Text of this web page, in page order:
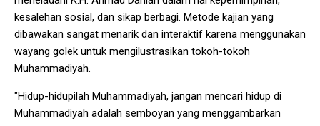
kesalehan sosial, dan sikap berbagi. Metode kajian yang
dibawakan sangat menarik dan interaktif karena menggunakan
wayang golek untuk mengilustrasikan tokoh-tokoh
Muhammadiyah.
"Hidup-hidupilah Muhammadiyah, jangan mencari hidup di
Muhammadiyah adalah semboyan yang menggambarkan